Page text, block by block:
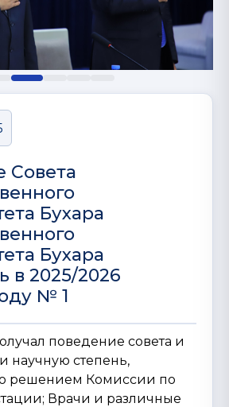
Совета
Бухара
Бухара
в 2025/2026
№ 1
поведение совета и
научную степень,
решением Комиссии по
Врачи и различные